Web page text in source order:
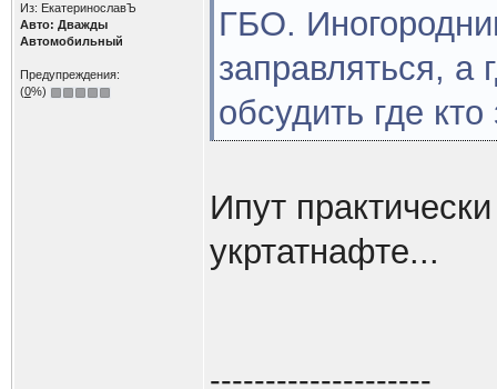
Из: ЕкатеринославЪ
Авто: Дважды
Автомобильный
Предупреждения:
(0%)
ГБО.
заправляться, а
обсудить где
Ипут
укртатнафте...
--------------------